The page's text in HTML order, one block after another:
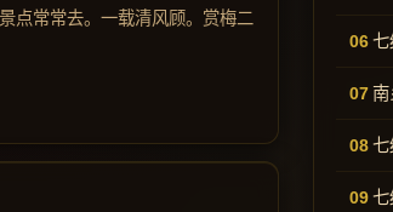
点常常去。一载清风顾。赏梅二
七
南
七
七